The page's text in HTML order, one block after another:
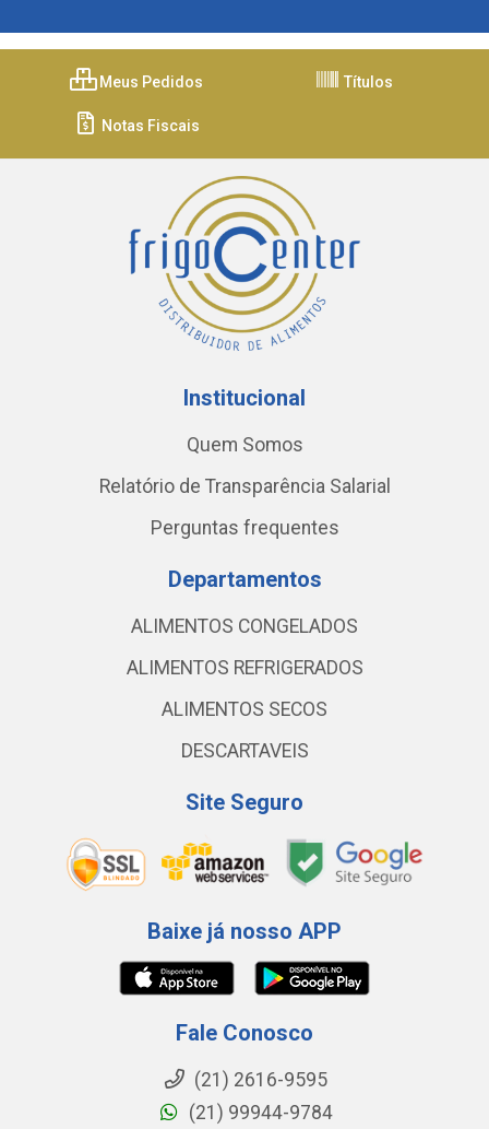
Meus Pedidos Títulos
Notas Fiscais
Institucional
Quem Somos
Relatório de Transparência Salarial
Perguntas frequentes
Departamentos
ALIMENTOS CONGELADOS
ALIMENTOS REFRIGERADOS
ALIMENTOS SECOS
DESCARTAVEIS
Site Seguro
Baixe já nosso APP
Fale Conosco
(21) 2616-9595
(21) 99944-9784